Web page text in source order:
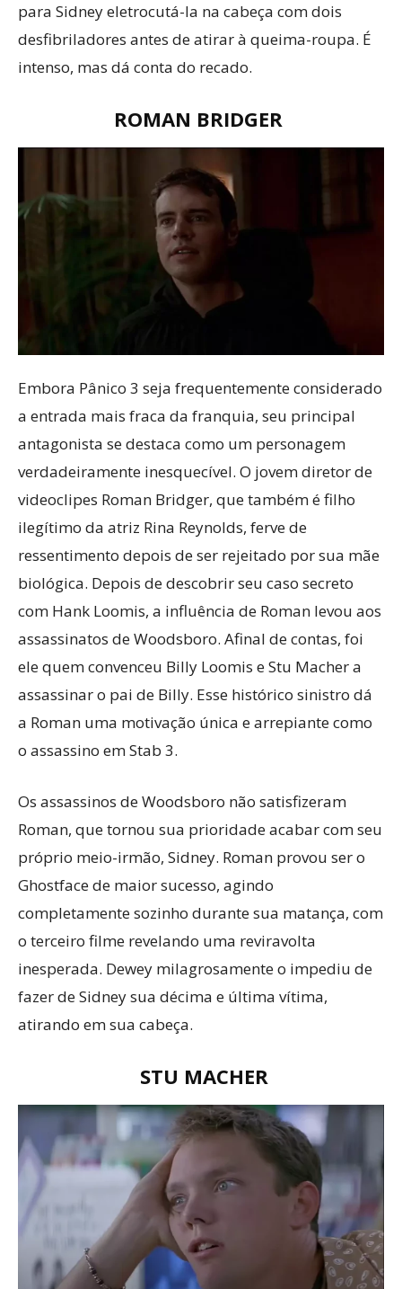
para Sidney eletrocutá-la na cabeça com dois
desfibriladores antes de atirar à queima-roupa. É
intenso, mas dá conta do recado.
ROMAN BRIDGER
Embora Pânico 3 seja frequentemente considerado
a entrada mais fraca da franquia, seu principal
antagonista se destaca como um personagem
verdadeiramente inesquecível. O jovem diretor de
videoclipes Roman Bridger, que também é filho
ilegítimo da atriz Rina Reynolds, ferve de
ressentimento depois de ser rejeitado por sua mãe
biológica. Depois de descobrir seu caso secreto
com Hank Loomis, a influência de Roman levou aos
assassinatos de Woodsboro. Afinal de contas, foi
ele quem convenceu Billy Loomis e Stu Macher a
assassinar o pai de Billy. Esse histórico sinistro dá
a Roman uma motivação única e arrepiante como
o assassino em Stab 3.
Os assassinos de Woodsboro não satisfizeram
Roman, que tornou sua prioridade acabar com seu
próprio meio-irmão, Sidney. Roman provou ser o
Ghostface de maior sucesso, agindo
completamente sozinho durante sua matança, com
o terceiro filme revelando uma reviravolta
inesperada. Dewey milagrosamente o impediu de
fazer de Sidney sua décima e última vítima,
atirando em sua cabeça.
STU MACHER